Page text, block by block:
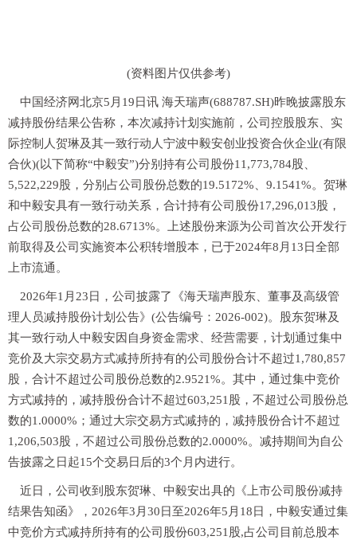
(资料图片仅供参考)
中国经济网北京5月19日讯 海天瑞声(688787.SH)昨晚披露股东
减持股份结果公告称，本次减持计划实施前，公司控股股东、实
际控制人贺琳及其一致行动人宁波中毅安创业投资合伙企业(有限
合伙)(以下简称“中毅安”)分别持有公司股份11,773,784股、
5,522,229股，分别占公司股份总数的19.5172%、9.1541%。贺琳
和中毅安具有一致行动关系，合计持有公司股份17,296,013股，
占公司股份总数的28.6713%。上述股份来源为公司首次公开发行
前取得及公司实施资本公积转增股本，已于2024年8月13日全部
上市流通。
2026年1月23日，公司披露了《海天瑞声股东、董事及高级管
理人员减持股份计划公告》(公告编号：2026-002)。股东贺琳及
其一致行动人中毅安因自身资金需求、经营需要，计划通过集中
竞价及大宗交易方式减持所持有的公司股份合计不超过1,780,857
股，合计不超过公司股份总数的2.9521%。其中，通过集中竞价
方式减持的，减持股份合计不超过603,251股，不超过公司股份总
数的1.0000%；通过大宗交易方式减持的，减持股份合计不超过
1,206,503股，不超过公司股份总数的2.0000%。减持期间为自公
告披露之日起15个交易日后的3个月内进行。
近日，公司收到股东贺琳、中毅安出具的《上市公司股份减持
结果告知函》，2026年3月30日至2026年5月18日，中毅安通过集
中竞价方式减持所持有的公司股份603,251股,占公司目前总股本